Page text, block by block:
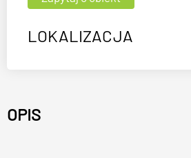
LOKALIZACJA
OPIS